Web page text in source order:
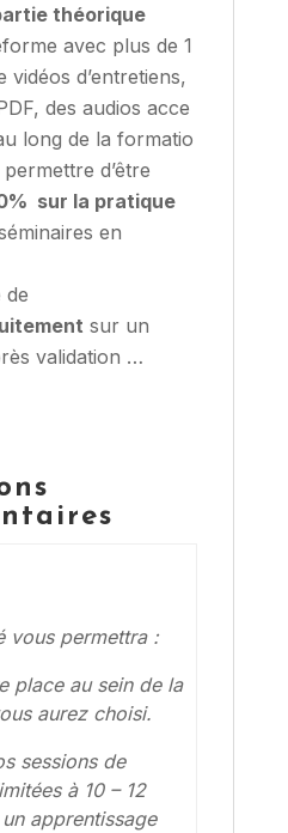
théorique
avec plus de 1
vidéos d’entretiens,
, des audios acce
long de la formatio
d’être
sur la pratique
en
de
sur un
validation …
vous permettra :
place au sein de la
aurez choisi.
sessions de
à 10 – 12
apprentissage